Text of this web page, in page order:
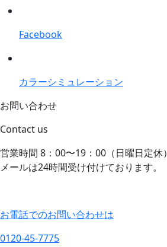
Facebook
カラーシミュレーション
お問い合わせ
Contact us
営業時間 8：00〜19：00（日曜日定休）
メールは24時間受け付けております。
お電話でのお問い合わせは
0120-45-7775